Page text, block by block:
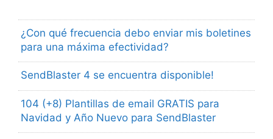
¿Con qué frecuencia debo enviar mis boletines
para una máxima efectividad?
SendBlaster 4 se encuentra disponible!
104 (+8) Plantillas de email GRATIS para
Navidad y Año Nuevo para SendBlaster